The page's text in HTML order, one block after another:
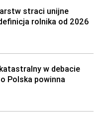
straci unijne
rolnika od 2026
w debacie
Polska powinna